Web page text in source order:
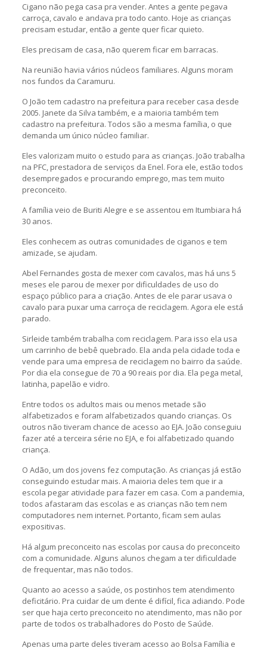
Cigano não pega casa pra vender. Antes a gente pegava
carroça, cavalo e andava pra todo canto. Hoje as crianças
precisam estudar, então a gente quer ficar quieto.
Eles precisam de casa, não querem ficar em barracas.
Na reunião havia vários núcleos familiares. Alguns moram
nos fundos da Caramuru.
O João tem cadastro na prefeitura para receber casa desde
2005. Janete da Silva também, e a maioria também tem
cadastro na prefeitura. Todos são a mesma família, o que
demanda um único núcleo familiar.
Eles valorizam muito o estudo para as crianças. João trabalha
na PFC, prestadora de serviços da Enel. Fora ele, estão todos
desempregados e procurando emprego, mas tem muito
preconceito.
A família veio de Buriti Alegre e se assentou em Itumbiara há
30 anos.
Eles conhecem as outras comunidades de ciganos e tem
amizade, se ajudam.
Abel Fernandes gosta de mexer com cavalos, mas há uns 5
meses ele parou de mexer por dificuldades de uso do
espaço público para a criação. Antes de ele parar usava o
cavalo para puxar uma carroça de reciclagem. Agora ele está
parado.
Sirleide também trabalha com reciclagem. Para isso ela usa
um carrinho de bebê quebrado. Ela anda pela cidade toda e
vende para uma empresa de reciclagem no bairro da saúde.
Por dia ela consegue de 70 a 90 reais por dia. Ela pega metal,
latinha, papelão e vidro.
Entre todos os adultos mais ou menos metade são
alfabetizados e foram alfabetizados quando crianças. Os
outros não tiveram chance de acesso ao EJA. João conseguiu
fazer até a terceira série no EJA, e foi alfabetizado quando
criança.
O Adão, um dos jovens fez computação. As crianças já estão
conseguindo estudar mais. A maioria deles tem que ir a
escola pegar atividade para fazer em casa. Com a pandemia,
todos afastaram das escolas e as crianças não tem nem
computadores nem internet. Portanto, ficam sem aulas
expositivas.
Há algum preconceito nas escolas por causa do preconceito
com a comunidade. Alguns alunos chegam a ter dificuldade
de frequentar, mas não todos.
Quanto ao acesso a saúde, os postinhos tem atendimento
deficitário. Pra cuidar de um dente é difícil, fica adiando. Pode
ser que haja certo preconceito no atendimento, mas não por
parte de todos os trabalhadores do Posto de Saúde.
Apenas uma parte deles tiveram acesso ao Bolsa Família e